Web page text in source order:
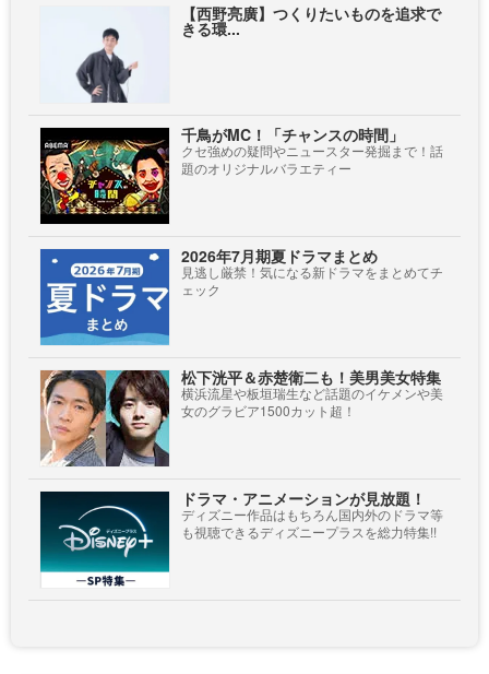
【西野亮廣】つくりたいものを追求で
きる環...
千鳥がMC！「チャンスの時間」
クセ強めの疑問やニュースター発掘まで！話
題のオリジナルバラエティー
2026年7月期夏ドラマまとめ
見逃し厳禁！気になる新ドラマをまとめてチ
ェック
松下洸平＆赤楚衛二も！美男美女特集
横浜流星や板垣瑞生など話題のイケメンや美
女のグラビア1500カット超！
ドラマ・アニメーションが見放題！
ディズニー作品はもちろん国内外のドラマ等
も視聴できるディズニープラスを総力特集!!